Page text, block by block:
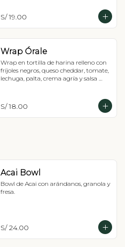
S/ 19.00
Wrap Órale
Wrap en tortilla de harina relleno con
fríjoles negros, queso cheddar, tomate,
lechuga, palta, crema agría y salsa
S/ 18.00
Acai Bowl
Bowl de Acai con arándanos, granola y
fresa.
S/ 24.00